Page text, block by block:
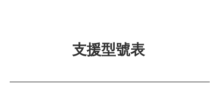
支援型號表